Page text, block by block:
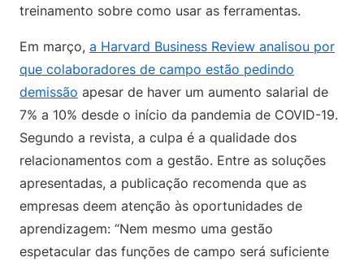
treinamento sobre como usar as ferramentas.
Em março, a Harvard Business Review analisou por
que colaboradores de campo estão pedindo
demissão apesar de haver um aumento salarial de
7% a 10% desde o início da pandemia de COVID-19.
Segundo a revista, a culpa é a qualidade dos
relacionamentos com a gestão. Entre as soluções
apresentadas, a publicação recomenda que as
empresas deem atenção às oportunidades de
aprendizagem: “Nem mesmo uma gestão
espetacular das funções de campo será suficiente